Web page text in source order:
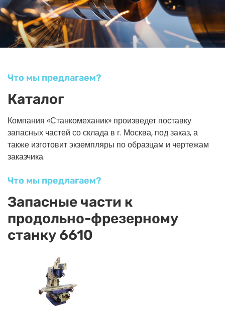
Что мы предлагаем?
Каталог
Компания «Станкомеханик» произведет поставку
запасных частей со склада в г. Москва, под заказ, а
также изготовит экземпляры по образцам и чертежам
заказчика.
Что мы предлагаем?
Запасные части к
продольно-фрезерному
станку 6610